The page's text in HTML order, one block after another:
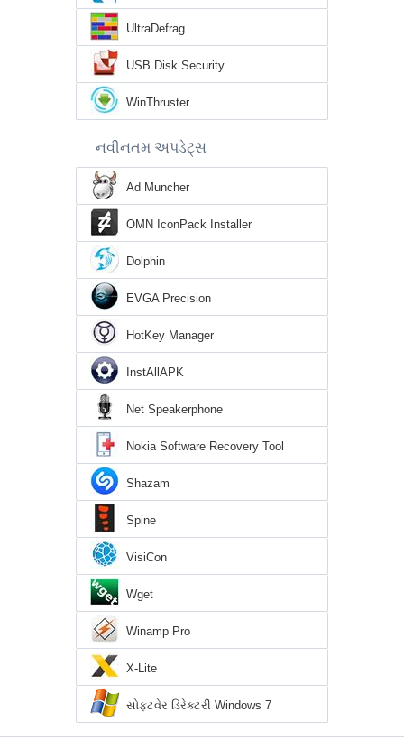
UltraDefrag
USB Disk Security
WinThruster
નવીનતમ અપડેટ્સ
Ad Muncher
OMN IconPack Installer
Dolphin
EVGA Precision
HotKey Manager
InstAllAPK
Net Speakerphone
Nokia Software Recovery Tool
Shazam
Spine
VisiCon
Wget
Winamp Pro
X-Lite
સોફ્ટવેર ડિરેક્ટરી Windows 7